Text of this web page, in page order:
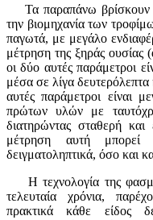
Τα παραπάνω βρίσκουν
την βιομηχανία των
παγωτά, με μεγάλο
μέτρηση της ξηράς
οι δύο αυτές παράμετροι
μέσα σε λίγα
αυτές παράμετροι είναι
πρώτων υλών με
διατηρώντας σταθερή
μέτρηση αυτή
δειγματοληπτικά, όσο και
Η τεχνολογία της
τελευταία χρόνια,
πρακτικά κάθε είδος